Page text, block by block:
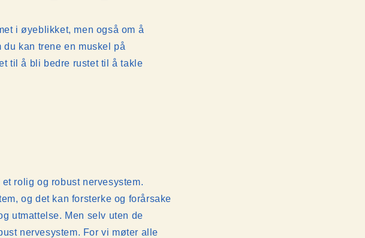
i øyeblikket, men også om å
du kan trene en muskel på
til å bli bedre rustet til å takle
rolig og robust nervesystem.
og det kan forsterke og forårsake
utmattelse. Men selv uten de
nervesystem. For vi møter alle